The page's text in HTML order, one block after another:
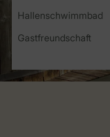
Hallenschwimmbad
Gastfreundschaft